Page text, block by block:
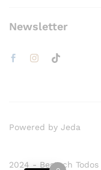
Newsletter
2024 - Bestech
Powered by Jeda